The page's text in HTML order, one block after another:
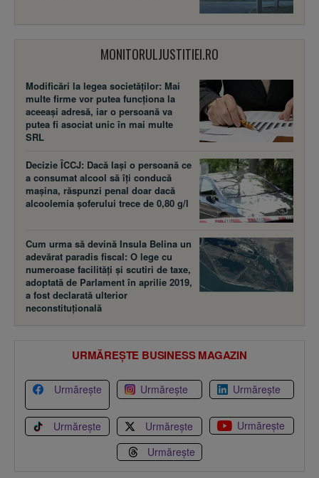
MONITORULJUSTITIEI.RO
Modificări la legea societăţilor: Mai
multe firme vor putea funcţiona la
aceeaşi adresă, iar o persoană va
putea fi asociat unic în mai multe
SRL
Decizie ÎCCJ: Dacă laşi o persoană ce
a consumat alcool să îţi conducă
maşina, răspunzi penal doar dacă
alcoolemia şoferului trece de 0,80 g/l
Cum urma să devină Insula Belina un
adevărat paradis fiscal: O lege cu
numeroase facilităţi şi scutiri de taxe,
adoptată de Parlament în aprilie 2019,
a fost declarată ulterior
neconstituţională
URMĂREȘTE BUSINESS MAGAZIN
Urmărește Urmărește Urmărește
Urmărește Urmărește
Urmărește
Urmărește